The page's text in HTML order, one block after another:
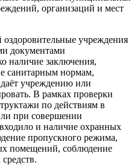
организаций и мест
учреждения
документами
наличие заключения,
санитарным нормам,
учреждению или
В рамках проверки
по действиям в
при совершении
и наличие охранных
пропускного режима,
помещений, соблюдение